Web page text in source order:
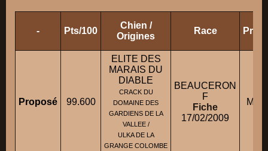
- Pts/100
Chien /
Origines
Race
Proposé 99.600
ELITE DES
MARAIS DU
DIABLE
CRACK DU
DOMAINE DES
GARDIENS DE LA
VALLEE /
ULKA DE LA
GRANGE COLOMBE
BEAUCERON
F
Fiche
17/02/2009
M.